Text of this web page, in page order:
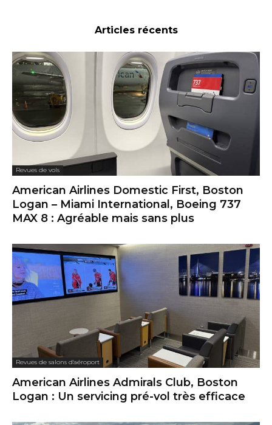
Articles récents
Revues de vols
American Airlines Domestic First, Boston
Logan – Miami International, Boeing 737
MAX 8 : Agréable mais sans plus
Revues de salons d'aéroport
American Airlines Admirals Club, Boston
Logan : Un servicing pré-vol très efficace